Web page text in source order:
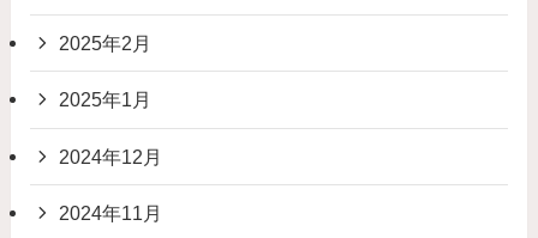
2025年2月
2025年1月
2024年12月
2024年11月